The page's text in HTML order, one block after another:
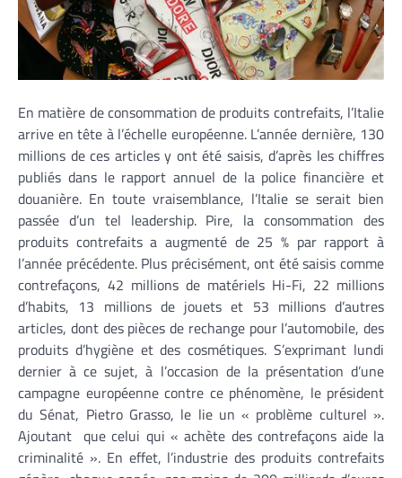
En matière de consommation de produits contrefaits, l’Italie
arrive en tête à l’échelle européenne. L’année dernière, 130
millions de ces articles y ont été saisis, d’après les chiffres
publiés dans le rapport annuel de la police financière et
douanière. En toute vraisemblance, l’Italie se serait bien
passée d’un tel leadership. Pire, la consommation des
produits contrefaits a augmenté de 25 % par rapport à
l’année précédente. Plus précisément, ont été saisis comme
contrefaçons, 42 millions de matériels Hi-Fi, 22 millions
d’habits, 13 millions de jouets et 53 millions d’autres
articles, dont des pièces de rechange pour l’automobile, des
produits d’hygiène et des cosmétiques. S’exprimant lundi
dernier à ce sujet, à l’occasion de la présentation d’une
campagne européenne contre ce phénomène, le président
du Sénat, Pietro Grasso, le lie un « problème culturel ».
Ajoutant que celui qui « achète des contrefaçons aide la
criminalité ». En effet, l’industrie des produits contrefaits